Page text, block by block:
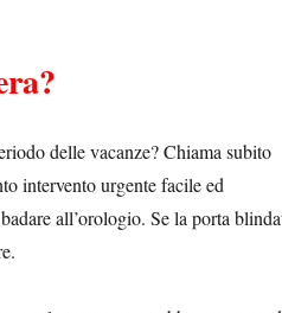
delle vacanze? Chiama subito
intervento urgente facile ed
all’orologio. Se la porta